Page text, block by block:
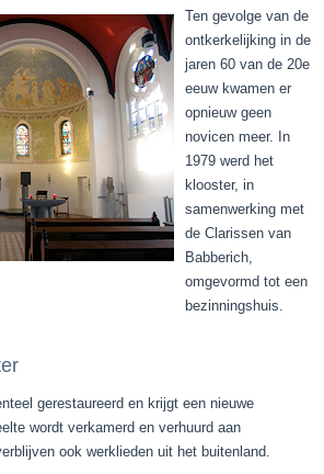
Ten gevolge van de
ontkerkelijking in de
jaren 60 van de 20e
eeuw kwamen er
opnieuw geen
novicen meer. In
1979 werd het
klooster, in
samenwerking met
de Clarissen van
Babberich,
omgevormd tot een
bezinningshuis.
gerestaureerd en krijgt een nieuwe
wordt verkamerd en verhuurd aan
ook werklieden uit het buitenland.